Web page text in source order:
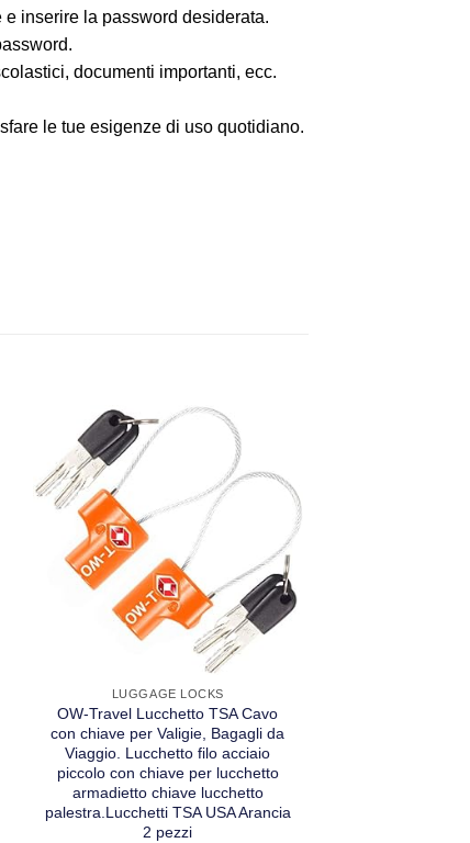
e inserire la password desiderata.
documenti importanti, ecc.
le tue esigenze di uso quotidiano.
LUGGAGE LOCKS
OW-Travel Lucchetto TSA Cavo
con chiave per Valigie, Bagagli da
Viaggio. Lucchetto filo acciaio
piccolo con chiave per lucchetto
armadietto chiave lucchetto
palestra.Lucchetti TSA USA Arancia
2 pezzi